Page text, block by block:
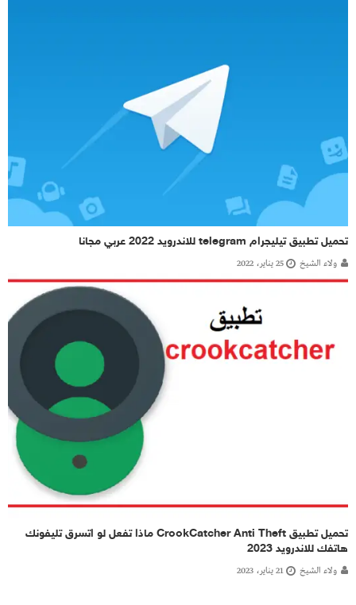
تحميل تطبيق تيليجرام telegram للاندرويد 2022 عربي مجانا
ولاء الشيخ 25 يناير، 2022
تحميل تطبيق CrookCatcher Anti Theft ماذا تفعل لو اتسرق تليفونك
هاتفك للاندرويد 2023
ولاء الشيخ 21 يناير، 2023